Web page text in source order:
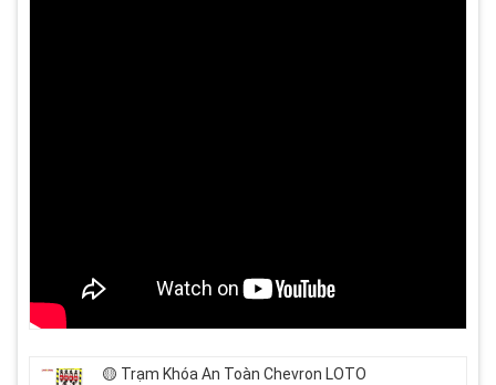
🟡 Trạm Khóa An Toàn Chevron LOTO